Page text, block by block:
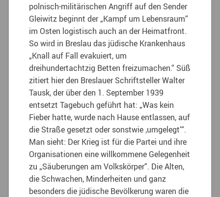
polnisch-militärischen Angriff auf den Sender
Gleiwitz beginnt der „Kampf um Lebensraum“
im Osten logistisch auch an der Heimatfront.
So wird in Breslau das jüdische Krankenhaus
„Knall auf Fall evakuiert, um
dreihundertachtzig Betten freizumachen.“ Süß
zitiert hier den Breslauer Schriftsteller Walter
Tausk, der über den 1. September 1939
entsetzt Tagebuch geführt hat: „Was kein
Fieber hatte, wurde nach Hause entlassen, auf
die Straße gesetzt oder sonstwie ‚umgelegt‘“.
Man sieht: Der Krieg ist für die Partei und ihre
Organisationen eine willkommene Gelegenheit
zu „Säuberungen am Volkskörper“. Die Alten,
die Schwachen, Minderheiten und ganz
besonders die jüdische Bevölkerung waren die